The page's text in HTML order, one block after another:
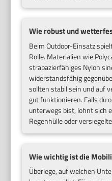
Wie robust und
Beim Outdoor-Einsatz
Rolle. Materialien wie
strapazierfähiges Nylon
widerstandsfähig
sollten stabil sein und auf
gut funktionieren. Falls du
unterwegs bist, lohnt sich
Regenhülle oder
Wie wichtig ist die
Überlege, auf welchen